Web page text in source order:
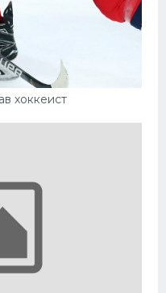
хоккеист